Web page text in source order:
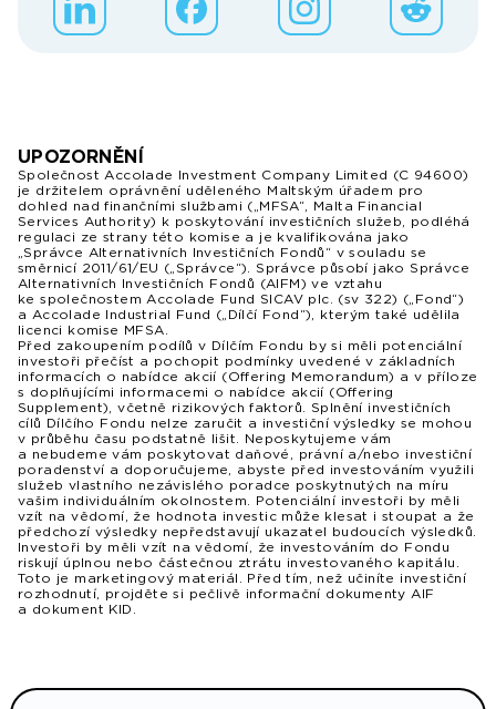
UPOZORNĚNÍ
Společnost Accolade Investment Company Limited (C 94600)
je držitelem oprávnění uděleného Maltským úřadem pro
dohled nad finančními službami („MFSA“, Malta Financial
Services Authority) k poskytování investičních služeb, podléhá
regulaci ze strany této komise a je kvalifikována jako
„Správce Alternativních Investičních Fondů“ v souladu se
směrnicí 2011/61/EU („Správce“). Správce působí jako Správce
Alternativních Investičních Fondů (AIFM) ve vztahu
ke společnostem Accolade Fund SICAV plc. (sv 322) („Fond“)
a Accolade Industrial Fund („Dílčí Fond“), kterým také udělila
licenci komise MFSA.
Před zakoupením podílů v Dílčím Fondu by si měli potenciální
investoři přečíst a pochopit podmínky uvedené v základních
informacích o nabídce akcií (Offering Memorandum) a v příloze
s doplňujícími informacemi o nabídce akcií (Offering
Supplement), včetně rizikových faktorů. Splnění investičních
cílů Dílčího Fondu nelze zaručit a investiční výsledky se mohou
v průběhu času podstatně lišit. Neposkytujeme vám
a nebudeme vám poskytovat daňové, právní a/nebo investiční
poradenství a doporučujeme, abyste před investováním využili
služeb vlastního nezávislého poradce poskytnutých na míru
vašim individuálním okolnostem. Potenciální investoři by měli
vzít na vědomí, že hodnota investic může klesat i stoupat a že
předchozí výsledky nepředstavují ukazatel budoucích výsledků.
Investoři by měli vzít na vědomí, že investováním do Fondu
riskují úplnou nebo částečnou ztrátu investovaného kapitálu.
Toto je marketingový materiál. Před tím, než učiníte investiční
rozhodnutí, projděte si pečlivě informační dokumenty AIF
a dokument KID.